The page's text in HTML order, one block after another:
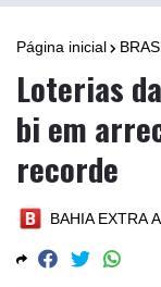
Página inicial
Loterias
bi em
recorde
BAHIA EXTRA